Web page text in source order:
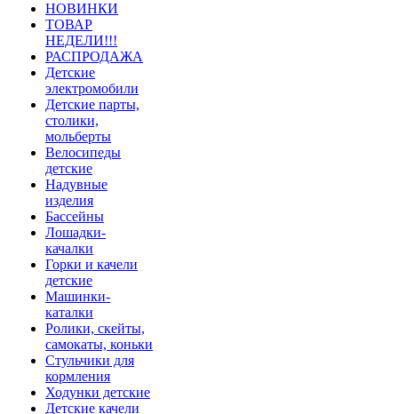
НОВИНКИ
ТОВАР
НЕДЕЛИ!!!
РАСПРОДАЖА
Детские
электромобили
Детские парты,
столики,
мольберты
Велосипеды
детские
Надувные
изделия
Бассейны
Лошадки-
качалки
Горки и качели
детские
Машинки-
каталки
Ролики, скейты,
самокаты, коньки
Стульчики для
кормления
Ходунки детские
Детские качели